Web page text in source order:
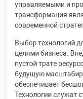
управляемыми и
трансформация
современной
Выбор технологий
целями бизнеса.
пустой трате
будущую
обеспечивает
Технологии служат